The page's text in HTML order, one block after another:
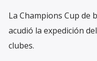
La Champions Cup de
acudió la expedición
clubes.